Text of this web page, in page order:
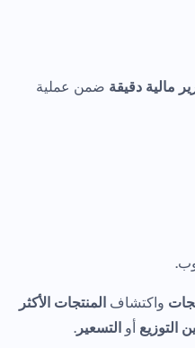
مالية دقيقة ضمن عملية
واكتشاف المنتجات الأكثر
التوزيع أو التسعير.